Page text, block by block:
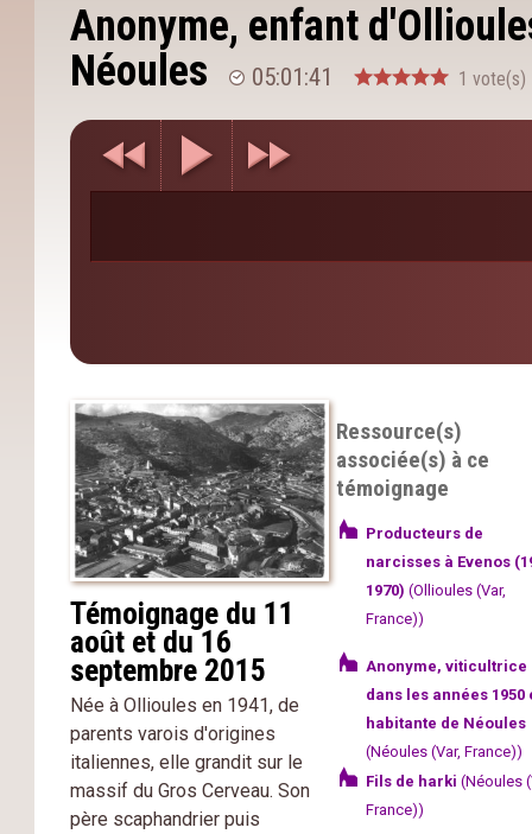
Anonyme, enfant
Néoules
05:01:41 1 vote(s)
Témoignage du 11
août et du 16
septembre 2015
Née à Ollioules en 1941, de
parents varois d'origines
italiennes, elle grandit sur le
massif du Gros Cerveau. Son
père scaphandrier puis
Ressource(s)
associée(s) à ce
témoignage
Producteurs de
narcisses à Evenos
1970) (Ollioules (Var,
France))
Anonyme, viticultrice
dans les années 1950
habitante de Néoules
(Néoules (Var, France))
Fils de harki (Néoules
France))